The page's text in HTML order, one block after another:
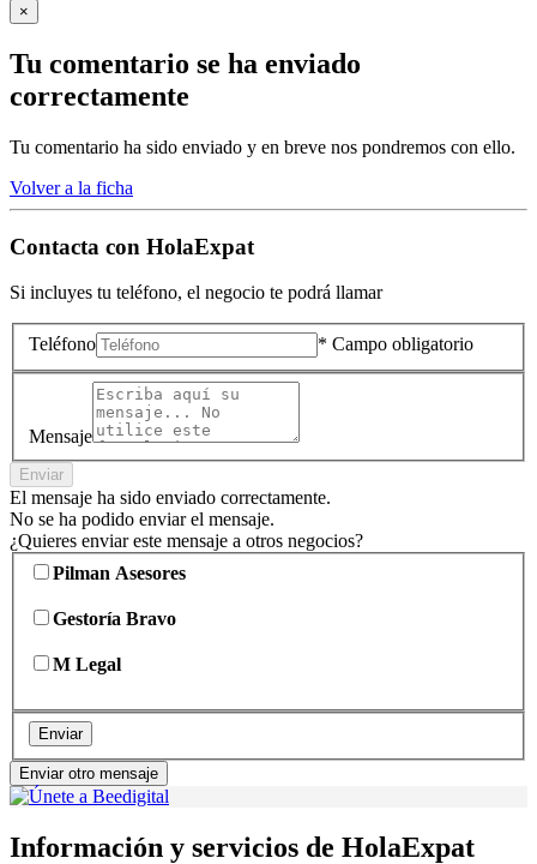
×
Tu comentario se ha enviado
correctamente
Tu comentario ha sido enviado y en breve nos pondremos con ello.
Volver a la ficha
Contacta con HolaExpat
Si incluyes tu teléfono, el negocio te podrá llamar
Teléfono * Campo obligatorio
Mensaje
Enviar
El mensaje ha sido enviado correctamente.
No se ha podido enviar el mensaje.
¿Quieres enviar este mensaje a otros negocios?
Pilman Asesores
Gestoría Bravo
M Legal
Enviar
Enviar otro mensaje
Información y servicios de HolaExpat